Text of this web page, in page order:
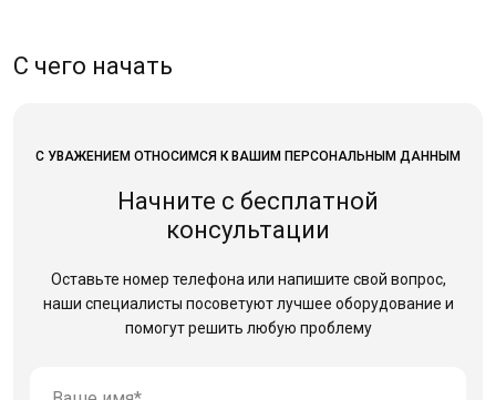
С чего начать
С УВАЖЕНИЕМ ОТНОСИМСЯ К ВАШИМ ПЕРСОНАЛЬНЫМ ДАННЫМ
Начните с бесплатной
консультации
Оставьте номер телефона или напишите свой вопрос,
наши специалисты посоветуют лучшее оборудование и
помогут решить любую проблему